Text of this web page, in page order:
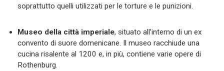
soprattutto quelli utilizzati per le torture e le punizioni.
Museo della città imperiale, situato all’interno di un ex
convento di suore domenicane. Il museo racchiude una
cucina risalente al 1200 e, in più, contiene varie opere di
Rothenburg.